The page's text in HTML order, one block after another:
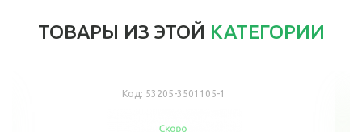
ТОВАРЫ ИЗ ЭТОЙ КАТЕГОРИИ
Код: 53205-3501105-1